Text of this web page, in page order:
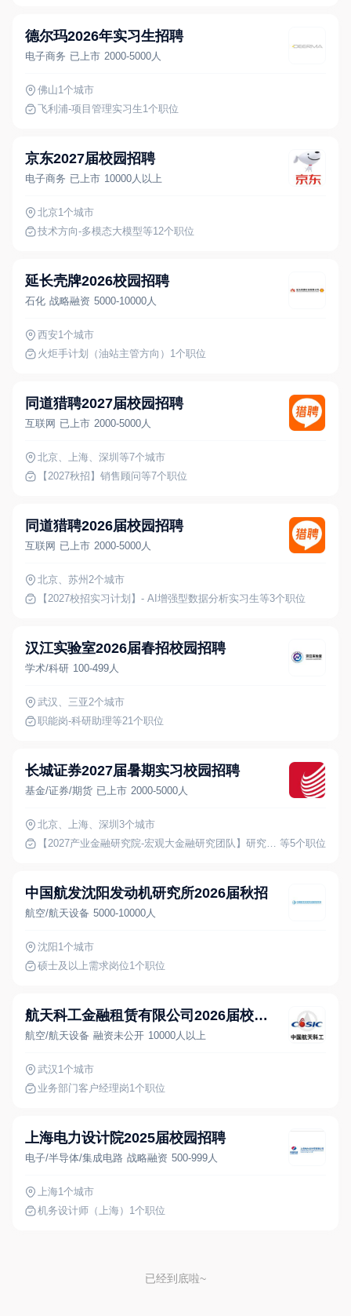
德尔玛2026年实习生招聘
电子商务 已上市 2000-5000人
佛山1个城市
飞利浦-项目管理实习生1个职位
京东2027届校园招聘
电子商务 已上市 10000人以上
北京1个城市
技术方向-多模态大模型等12个职位
延长壳牌2026校园招聘
石化 战略融资 5000-10000人
西安1个城市
火炬手计划（油站主管方向） 1个职位
同道猎聘2027届校园招聘
互联网 已上市 2000-5000人
北京、上海、深圳 等7个城市
【2027秋招】销售顾问等7个职位
同道猎聘2026届校园招聘
互联网 已上市 2000-5000人
北京、苏州 2个城市
【2027校招实习计划】- AI增强型数据分析实习生等3个职位
汉江实验室2026届春招校园招聘
学术/科研 100-499人
武汉、三亚2个城市
职能岗-科研助理等21个职位
长城证券2027届暑期实习校园招聘
基金/证券/期货 已上市 2000-5000人
北京、上海、深圳 3个城市
【2027产业金融研究院-宏观大金融研究团队】研究助理岗 等5个职位
中国航发沈阳发动机研究所2026届秋招
航空/航天设备 5000-10000人
沈阳 1个城市
硕士及以上需求岗位1个职位
航天科工金融租赁有限公司2026届校园招聘
航空/航天设备 融资未公开 10000人以上
武汉 1个城市
业务部门客户经理岗1个职位
上海电力设计院2025届校园招聘
电子/半导体/集成电路 战略融资 500-999人
上海1个城市
机务设计师（上海） 1个职位
已经到底啦~